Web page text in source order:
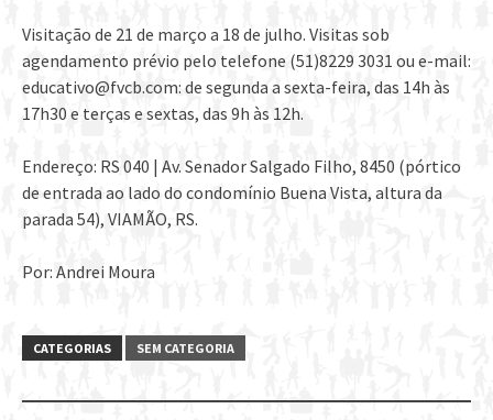
Visitação de 21 de março a 18 de julho. Visitas sob
agendamento prévio pelo telefone (51)8229 3031 ou e-mail:
educativo@fvcb.com: de segunda a sexta-feira, das 14h às
17h30 e terças e sextas, das 9h às 12h.
Endereço: RS 040 | Av. Senador Salgado Filho, 8450 (pórtico
de entrada ao lado do condomínio Buena Vista, altura da
parada 54), VIAMÃO, RS.
Por: Andrei Moura
CATEGORIAS SEM CATEGORIA